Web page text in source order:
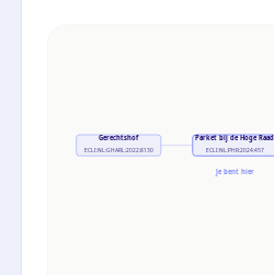
Gerechtshof
ECLI:NL:GHARL:2022:8130
Parket bij de Hoge Raad
ECLI:NL:PHR:2024:457
Je bent hier